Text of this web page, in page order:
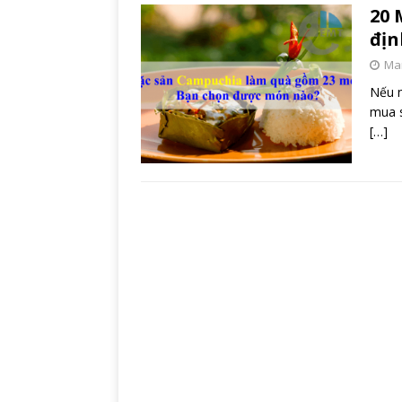
20
Nếu
mua
[…]